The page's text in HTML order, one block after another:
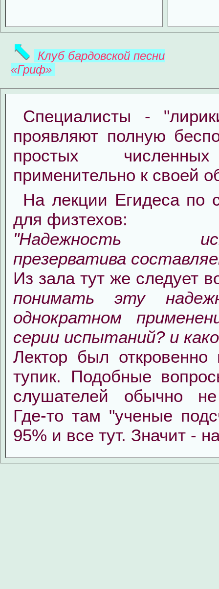
Клуб бардовской песни
«Гриф»
Специалисты -
проявляют полную
простых
применительно к своей
На лекции Егидеса по
для физтехов:
"Надежность
презерватива
Из зала тут же следует
понимать эту
однократном
серии испытаний? и
Лектор был откровенно
тупик. Подобные
слушателей обычно не
Где-то там "ученые
95% и все тут. Значит -